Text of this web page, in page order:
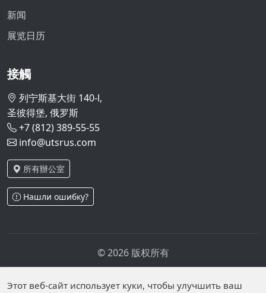
新闻
展览日历
接觸
列宁斯基大街 140-l,
圣彼得堡, 俄罗斯
+7 (812) 389-55-55
info@utsrus.com
所有辦公室
Нашли ошибку?
© 2026 版权所有
Personal data is published on the website due to legal
Этот веб-сайт использует куки, чтобы улучшить ваш